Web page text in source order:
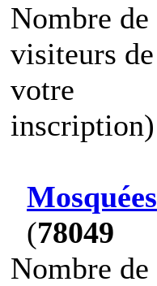
Nombre de
visiteurs de
votre
inscription)
Mosquées
(78049
Nombre de